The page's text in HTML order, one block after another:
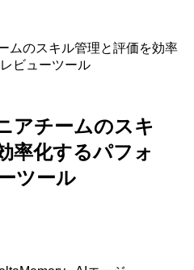
ムのスキル管理と評価を効率
ビューツール
アチームのスキ
率化するパフォ
ツール